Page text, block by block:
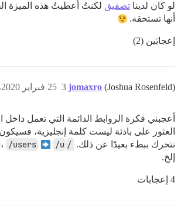
لو كان لدينا تصفيق لكنتُ أعطيتُ هذه الميزة
أنها تستحقه.
إعجابَين (2)
jomaxro (Joshua Rosenfeld) 25 فبراير 2020، 6:58م 3
أعجبني فكرة الروابط الدائمة التي تعمل داخل
العثور على بادئة ليست كلمة إنجليزية،
نتحرك ببطء بعيدًا عن ذلك. /groups ، /users /u
إلخ.
4 إعجابات